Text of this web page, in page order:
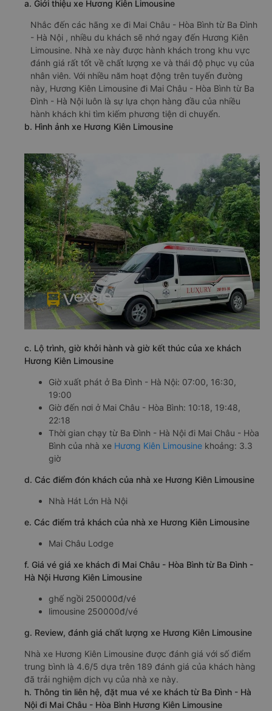
a. Giới thiệu xe Hương Kiên Limousine
Nhắc đến các hãng xe đi Mai Châu - Hòa Bình từ Ba Đình
- Hà Nội , nhiều du khách sẽ nhớ ngay đến Hương Kiên
Limousine. Nhà xe này được hành khách trong khu vực
đánh giá rất tốt về chất lượng xe và thái độ phục vụ của
nhân viên. Với nhiều năm hoạt động trên tuyến đường
này, Hương Kiên Limousine đi Mai Châu - Hòa Bình từ Ba
Đình - Hà Nội luôn là sự lựa chọn hàng đầu của nhiều
hành khách khi tìm kiếm phương tiện di chuyển.
b. Hình ảnh xe Hương Kiên Limousine
c. Lộ trình, giờ khởi hành và giờ kết thúc của xe khách
Hương Kiên Limousine
Giờ xuất phát ở Ba Đình - Hà Nội: 07:00, 16:30,
19:00
Giờ đến nơi ở Mai Châu - Hòa Bình: 10:18, 19:48,
22:18
Thời gian chạy từ Ba Đình - Hà Nội đi Mai Châu - Hòa
Bình của nhà xe Hương Kiên Limousine khoảng: 3.3
giờ
d. Các điểm đón khách của nhà xe Hương Kiên Limousine
Nhà Hát Lớn Hà Nội
e. Các điểm trả khách của nhà xe Hương Kiên Limousine
Mai Châu Lodge
f. Giá vé giá xe khách đi Mai Châu - Hòa Bình từ Ba Đình -
Hà Nội Hương Kiên Limousine
ghế ngồi 250000đ/vé
limousine 250000đ/vé
g. Review, đánh giá chất lượng xe Hương Kiên Limousine
Nhà xe Hương Kiên Limousine được đánh giá với số điểm
trung bình là 4.6/5 dựa trên 189 đánh giá của khách hàng
đã trải nghiệm dịch vụ của nhà xe này.
h. Thông tin liên hệ, đặt mua vé xe khách từ Ba Đình - Hà
Nội đi Mai Châu - Hòa Bình Hương Kiên Limousine